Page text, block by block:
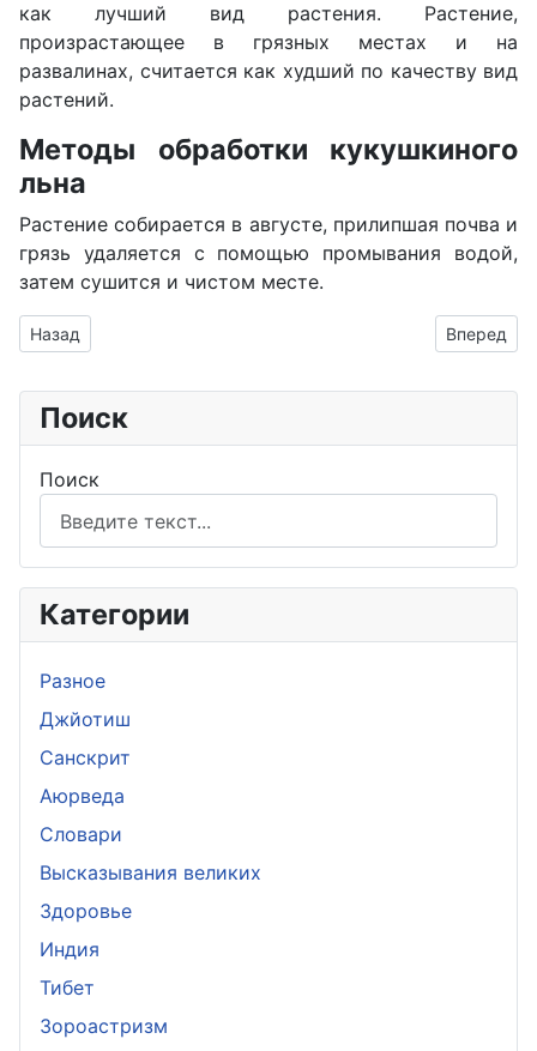
как лучший вид растения. Растение,
произрастающее в грязных местах и на
развалинах, считается как худший по качеству вид
растений.
Методы обработки кукушкиного
льна
Растение собирается в августе, прилипшая почва и
грязь удаляется с помощью промывания водой,
затем сушится и чистом месте.
Предыдущий: Купена
Назад Вперед
Поиск
Поиск
Категории
Разное
Джйотиш
Санскрит
Аюрведа
Словари
Высказывания великих
Здоровье
Индия
Тибет
Зороастризм